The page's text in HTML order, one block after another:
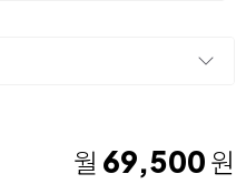
월 69,500 원